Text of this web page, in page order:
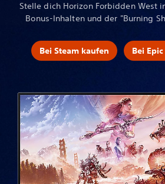
Stelle dich Horizon Forbidden West
Bonus-Inhalten und der "Burning
Bei Steam kaufen Bei